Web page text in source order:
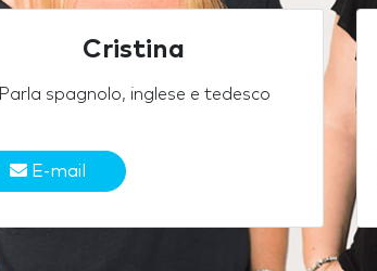
Cristina
Parla spagnolo, inglese e tedesco
E-mail